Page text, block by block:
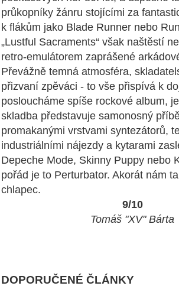
průkopníky žánru stojícími za
k flákům jako Blade Runner nebo
„Lustful Sacraments“ však naštěstí
retro-emulátorem zaprášené
Převážně temná atmosféra,
přizvaní zpěváci - to vše přispívá k
posloucháme spíše rockové album,
skladba představuje samonosný
promakanými vrstvami syntezátorů,
industriálními nájezdy a kytarami
Depeche Mode, Skinny Puppy nebo
pořád je to Perturbator. Akorát nám
chlapec.
9/10
Tomáš "XV" Bárta
DOPORUČENÉ ČLÁNKY